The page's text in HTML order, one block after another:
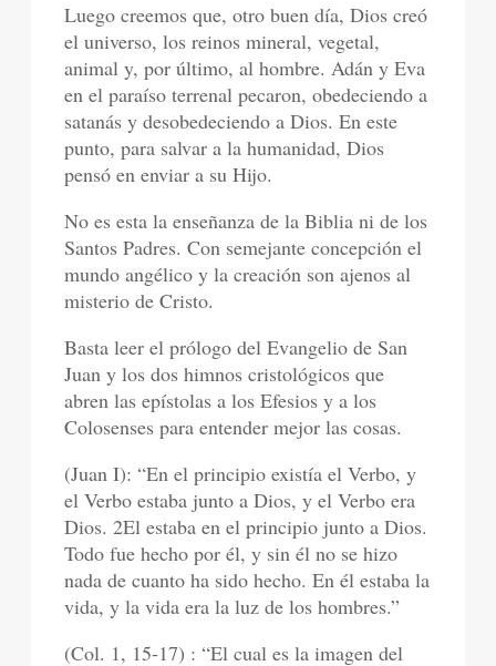
Luego creemos que, otro buen día, Dios creó
el universo, los reinos mineral, vegetal,
animal y, por último, al hombre. Adán y Eva
en el paraíso terrenal pecaron, obedeciendo a
satanás y desobedeciendo a Dios. En este
punto, para salvar a la humanidad, Dios
pensó en enviar a su Hijo.
No es esta la enseñanza de la Biblia ni de los
Santos Padres. Con semejante concepción el
mundo angélico y la creación son ajenos al
misterio de Cristo.
Basta leer el prólogo del Evangelio de San
Juan y los dos himnos cristológicos que
abren las epístolas a los Efesios y a los
Colosenses para entender mejor las cosas.
(Juan I): “En el principio existía el Verbo, y
el Verbo estaba junto a Dios, y el Verbo era
Dios. 2El estaba en el principio junto a Dios.
Todo fue hecho por él, y sin él no se hizo
nada de cuanto ha sido hecho. En él estaba la
vida, y la vida era la luz de los hombres.”
(Col. 1, 15-17) : “El cual es la imagen del